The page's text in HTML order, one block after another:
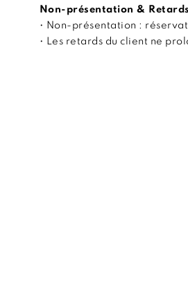
Non-présentation & Retards
• Non-présentation :
• Les retards du client ne